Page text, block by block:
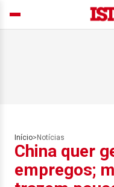
Início> Notícias
China quer
empregos;